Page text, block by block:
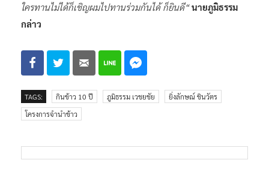
ใครทานไม่ได้ก็เชิญผมไปทานร่วมกันได้ ก็ยินดี“ นายภูมิธรรม
กล่าว
TAGS: กินข้าว 10 ปี ภูมิธรรม เวชยชัย
ยิ่งลักษณ์ ชินวัตร
โครงการจำนำข้าว